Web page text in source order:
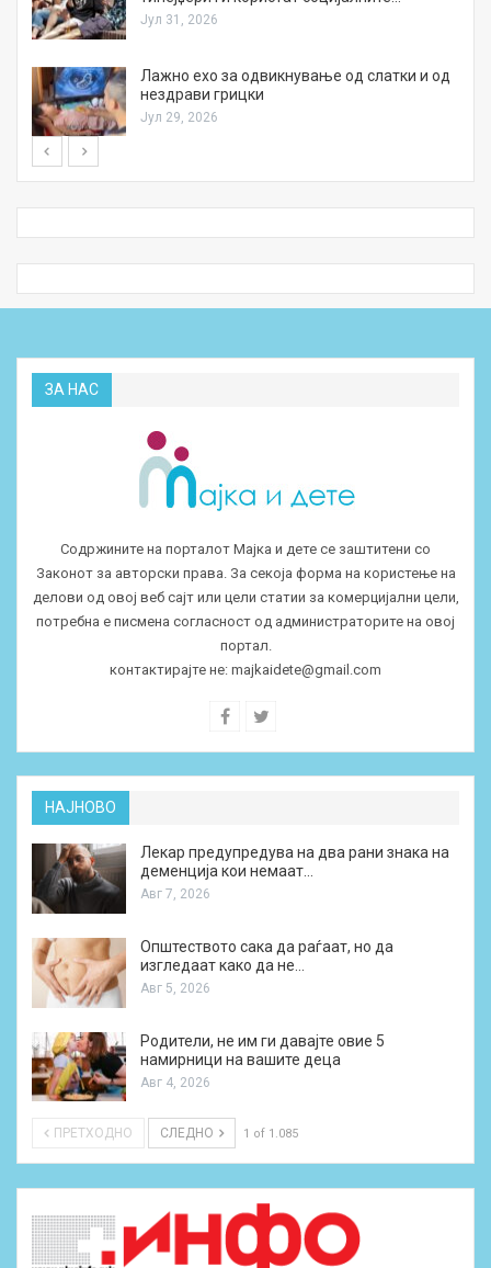
Јул 31, 2026
Лажно ехо за одвикнување од слатки и од
нездрави грицки
Јул 29, 2026
ЗА НАС
Содржините на порталот Мајка и дете се заштитени со
Законот за авторски права. За секоја форма на користење на
делови од овој веб сајт или цели статии за комерцијални цели,
потребна е писмена согласност од администраторите на овој
портал.
контактирајте не: majkaidete@gmail.com
НАЈНОВО
Лекар предупредува на два рани знака на
деменција кои немаат…
Авг 7, 2026
Општеството сака да раѓаат, но да
изгледаат како да не…
Авг 5, 2026
Родители, не им ги давајте овие 5
намирници на вашите деца
Авг 4, 2026
ПРЕТХОДНО СЛЕДНО 1 of 1.085